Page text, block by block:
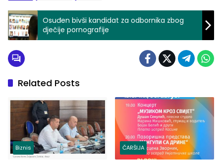
Osuđen bivši kandidat za odbornika zbog
dječije pornografije
Related Posts
Biznis ČARŠIJA